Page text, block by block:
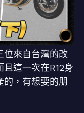
位來自台灣的改
這一次在R12身
的，有想要的朋